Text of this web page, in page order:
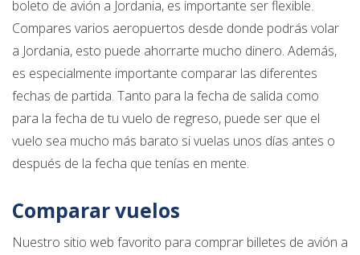
boleto de avión a Jordania, es importante ser flexible.
Compares varios aeropuertos desde donde podrás volar
a Jordania, esto puede ahorrarte mucho dinero. Además,
es especialmente importante comparar las diferentes
fechas de partida. Tanto para la fecha de salida como
para la fecha de tu vuelo de regreso, puede ser que el
vuelo sea mucho más barato si vuelas unos días antes o
después de la fecha que tenías en mente.
Comparar vuelos
Nuestro sitio web favorito para comprar billetes de avión a